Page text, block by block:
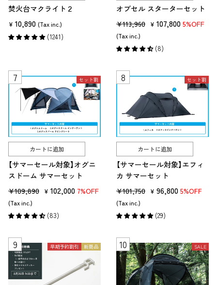
組み立て方法
広げるだけですぐ使える
組み立て式
が小さく軽い
伝わりにくい
ローコット
携帯性が良く、小さなテ
る
2WAYコット 2段階の高さで使える
使用サイズ
さ・横幅が違う
テントサイズと体格に合
収納サイズ・重量
アルミフレー
式／ローコッ
持ち運びのしやすさに直
焚火台マクライト２
¥ 10,890 (Tax inc.)
(1241)
オブセル スターターセット
販
売
価
¥113,960 セ
ル
¥ 107,800 5%OFF
(Tax inc.)
(8)
セット割
カートに追加
【サマーセール対象】オグニ
スドーム サマーセット
販
売
価
¥109,890 セ
ル
¥ 102,000 7%OFF
(Tax inc.)
(83)
セット割
カートに追加
【サマーセール対象】エフィ
カ サマーセット
販
売
価
¥101,750 セ
ル
¥ 96,800 5%OFF
(Tax inc.)
(29)
新商品
早期予約割引 SALE